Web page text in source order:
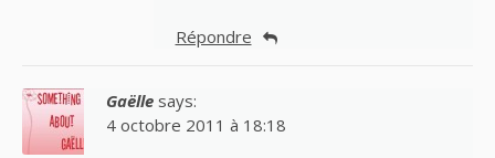
Répondre
Gaëlle says:
4 octobre 2011 à 18:18